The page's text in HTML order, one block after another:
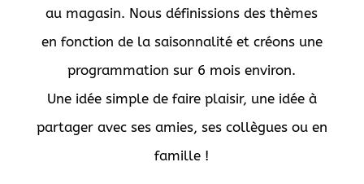
au magasin. Nous définissions des thèmes
en fonction de la saisonnalité et créons une
programmation sur 6 mois environ.
Une idée simple de faire plaisir, une idée à
partager avec ses amies, ses collègues ou en
famille !